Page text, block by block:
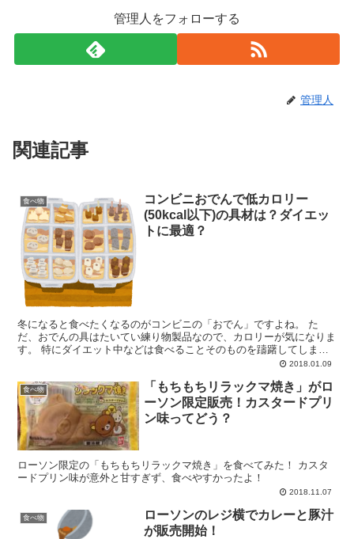
管理人をフォローする
管理人
関連記事
食べ物
コンビニおでんで低カロリー
(50kcal以下)の具材は？ダイエッ
トに最適？
冬になると食べたくなるのがコンビニの「おでん」ですよね。 た
だ、おでんの具はたいてい練り物製品なので、カロリーが気になりま
す。 特にダイエット中などは食べることそのものを躊躇してしまい
ますよね。 そこで、コンビニのおでんの具の中から、比較的...2018.01.09
食べ物
「もちもちリラックマ焼き」がロ
ーソン限定販売！カスタードプリ
ン味ってどう？
ローソン限定の「もちもちリラックマ焼き」を食べてみた！ カスタ
ードプリン味が意外と甘すぎず、食べやすかったよ！
2018.11.07
食べ物
ローソンのレジ横でカレーと豚汁
が販売開始！